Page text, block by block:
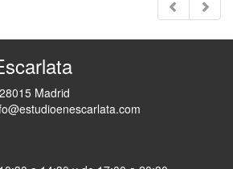
Madrid